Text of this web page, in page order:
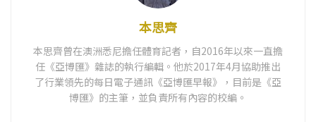
本思齊
本思齊曾在澳洲悉尼擔任體育記者，自2016年以來一直擔
任《亞博匯》雜誌的執行編輯。他於2017年4月協助推出
了行業領先的每日電子通訊《亞博匯早報》，目前是《亞
博匯》的主筆，並負責所有內容的校編。